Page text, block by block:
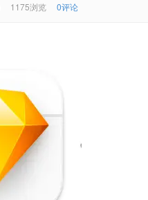
1175浏览 0评论